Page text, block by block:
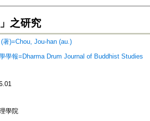
之研究
著)=Chou, Jou-han (au.)
學報=Dharma Drum Journal of Buddhist Studies
學院